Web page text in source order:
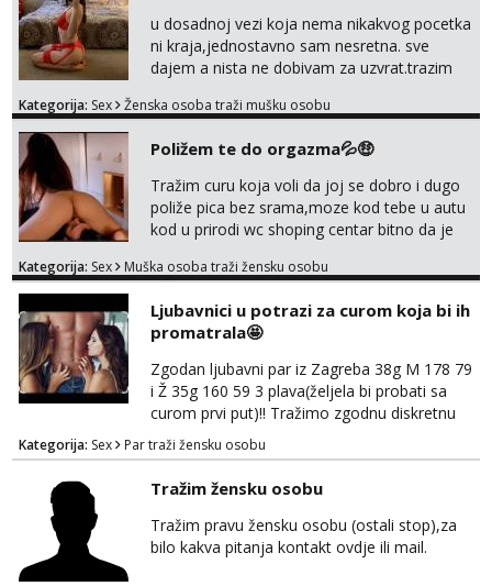
u dosadnoj vezi koja nema nikakvog pocetka
ni kraja,jednostavno sam nesretna. sve
dajem a nista ne dobivam za uzvrat.trazim
trazim puno samo malo njeznosti i
poljupce po tijelu koji me jako
pale,obozavam kad muskarac preuzme
kontrolu . javi se :) Klikni na link ispod i nadji
me tamo, cekam te!
Kategorija: Sex Ženska osoba traži mušku osobu
Poližem te do orgazma💦🤑
Tražim curu koja voli da joj se dobro i dugo
poliže pica bez srama,moze kod tebe u autu
kod u prirodi wc shoping centar bitno da je
jer nisam solo. Zgodan sam i diskretan,sliku
za brz dogovor Kontakt 0958759047
Kategorija: Sex Muška osoba traži žensku osobu
Ljubavnici u potrazi za curom koja bi ih
promatrala🤩
Zgodan ljubavni par iz Zagreba 38g M 178 79
i Ž 35g 160 59 3 plava(željela bi probati sa
curom prvi put)!! Tražimo zgodnu diskretnu
curu koja bi nas promatrala dok imamo
žestok odnos. Može se pridruziti ali i ne
mora.Bitno da uzivamo diskretno anonimno
bez upoznavanja puno.Sliku mozemo
razmjeniti,ali najbolje uzivo se upoznati. Na
goo smo do 15.8 poslije tog mozemo se
Kategorija: Sex Par traži žensku osobu
Tražim žensku osobu
Tražim pravu žensku osobu (ostali stop),za
bilo kakva pitanja kontakt ovdje ili mail.